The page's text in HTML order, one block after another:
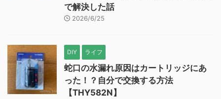
で解決した話
2026/6/25
DIY ライフ
蛇口の水漏れ原因はカートリッジにあ
った！？自分で交換する方法
【THY582N】